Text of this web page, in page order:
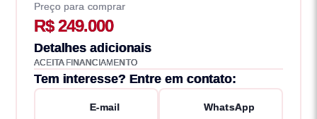
Preço para comprar
R$ 249.000
Detalhes adicionais
ACEITA FINANCIAMENTO
Tem interesse? Entre em contato:
E-mail WhatsApp